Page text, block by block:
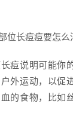
痘说明可能你
外运动，以促
的食物，比如